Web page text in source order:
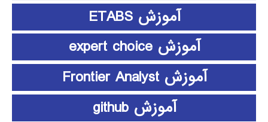
آموزش ETABS
آموزش expert choice
آموزش Frontier Analyst
آموزش github